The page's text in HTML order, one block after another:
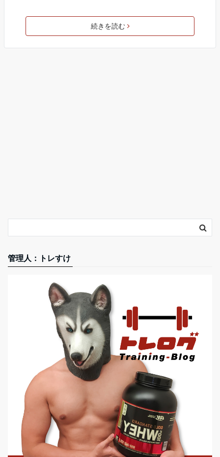
続きを読む
管理人：トレすけ